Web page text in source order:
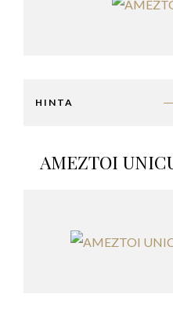
HINTA
AMEZTOI